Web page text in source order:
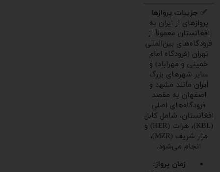
✅ جزییات پروازها
پروازهای از ایران به
افغانستان معمولاً از
فرودگاه‌های بین‌المللی
تهران (فرودگاه امام
خمینی و مهرآباد) و
سایر شهرهای بزرگ
ایران مانند مشهد و
اصفهان به مقصد
فرودگاه‌های اصلی
افغانستان، شامل کابل
(KBL)، هرات (HER) و
مزار شریف (MZR)،
انجام می‌شود.
زمان پرواز: